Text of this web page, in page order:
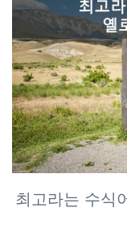
최고라는 수식